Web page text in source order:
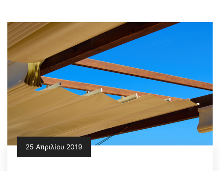
25 Απριλίου 2019